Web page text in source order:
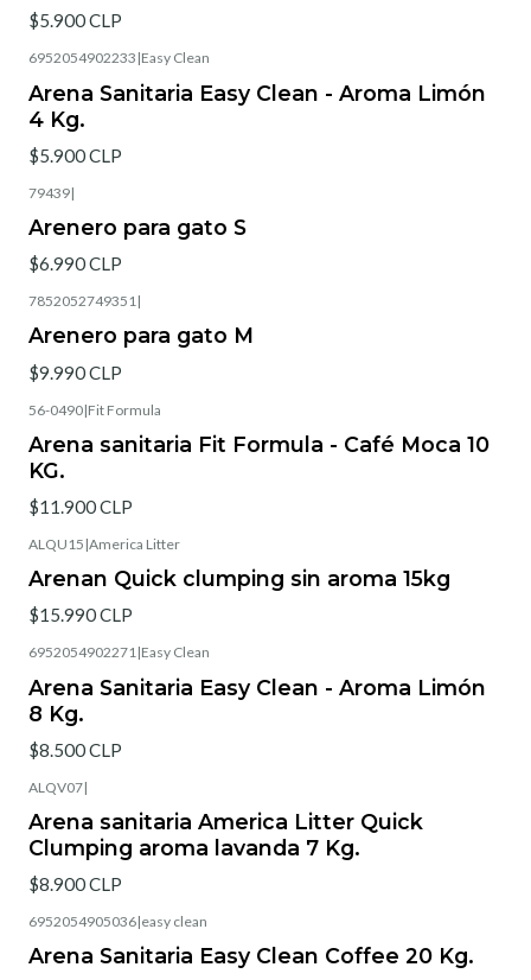
$5.900 CLP
6952054902233 |Easy Clean
Arena Sanitaria Easy Clean - Aroma Limón
4 Kg.
$5.900 CLP
79439|
Arenero para gato S
$6.990 CLP
7852052749351|
Arenero para gato M
$9.990 CLP
56-0490|Fit Formula
Arena sanitaria Fit Formula - Café Moca 10
KG.
$11.900 CLP
ALQU15 |America Litter
Arenan Quick clumping sin aroma 15kg
$15.990 CLP
6952054902271|Easy Clean
Arena Sanitaria Easy Clean - Aroma Limón
8 Kg.
$8.500 CLP
ALQV07|
Arena sanitaria America Litter Quick
Clumping aroma lavanda 7 Kg.
$8.900 CLP
6952054905036|easy clean
Arena Sanitaria Easy Clean Coffee 20 Kg.